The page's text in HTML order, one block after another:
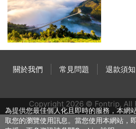
關於我們 常見問題 退款須知
Copyright 2026 © Fontrip, All
為提供您最佳個人化且即時的服務，本網
取您的瀏覽使用訊息。當您使用本網站，